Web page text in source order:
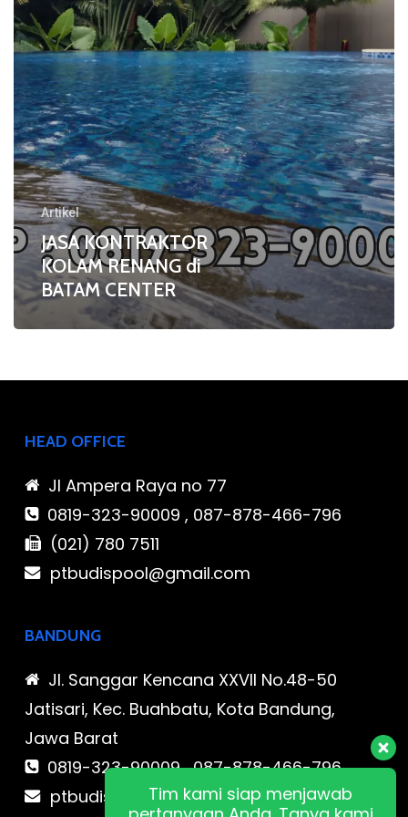
CENTER
Artikel
JASA KONTRAKTOR
KOLAM RENANG di
BATAM CENTER
HEAD OFFICE
Jl Ampera Raya no 77
0819-323-90009 , 087-878-466-796
(021) 780 7511
ptbudispool@gmail.com
BANDUNG
Jl. Sanggar Kencana XXVII No.48-50
Jatisari, Kec. Buahbatu, Kota Bandung,
Jawa Barat
0819-323-90009 , 087-878-466-796
ptbudispool@gmail.comTim kami siap menjawab